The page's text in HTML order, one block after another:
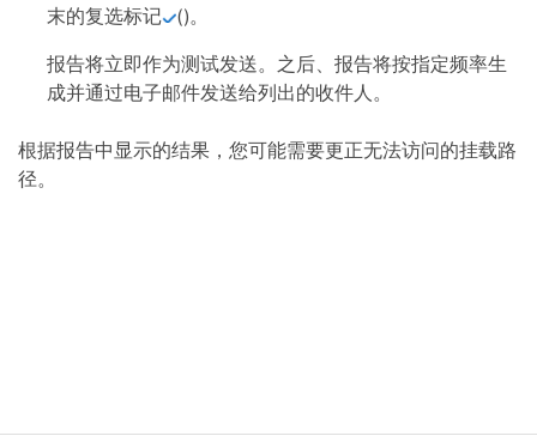
末的复选标记
()。
报告将立即作为测试发送。之后、报告将按指定频率生
成并通过电子邮件发送给列出的收件人。
根据报告中显示的结果，您可能需要更正无法访问的挂载路
径。